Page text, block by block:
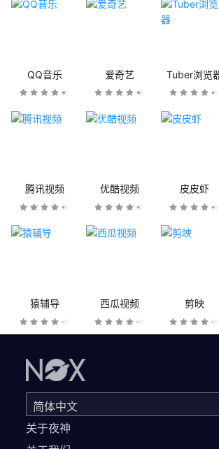
QQ音乐 爱奇艺 Tuber浏览
腾讯视频 优酷视频 皮皮虾
猿辅导 西瓜视频 剪映
关于夜神